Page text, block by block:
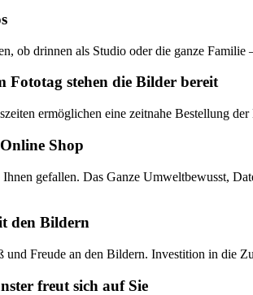
ob drinnen als Studio oder die ganze
Fototag stehen die Bilder bereit
ermöglichen eine zeitnahe Bestellung
Shop
gefallen. Das Ganze Umweltbewusst,
den Bildern
und Freude an den Bildern. Investition in die
freut sich auf Sie